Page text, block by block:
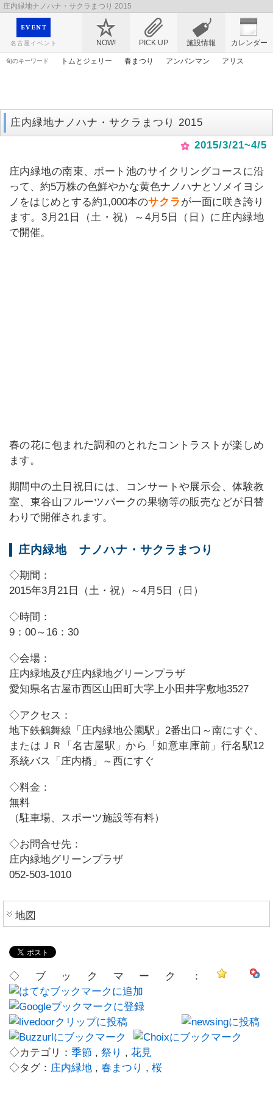
庄内緑地ナノハナ・サクラまつり 2015
映画や音楽コンサート、レジャーやアート、テレビ、ショップ、出会い、転職まで名古
屋のイベント情報を幅広く掲載
名古屋イベント NOW! PICK UP カレンダー
施設情報
旬のキーワード トムとジェリー 春まつり アンパンマン
アリス
庄内緑地ナノハナ・サクラまつり 2015
2015/3/21~4/5
庄内緑地の南東、ボート池のサイクリングコースに沿
って、約5万株の色鮮やかな黄色ナノハナとソメイヨシ
ノをはじめとする約1,000本のサクラ が一面に咲き誇り
ます。3月21日（土・祝）～4月5日（日）に庄内緑地
で開催。
春の花に包まれた調和のとれたコントラストが楽しめ
ます。
期間中の土日祝日には、コンサートや展示会、体験教
室、東谷山フルーツパークの果物等の販売などが日替
わりで開催されます。
庄内緑地 ナノハナ・サクラまつり
◇期間：
2015年3月21日（土・祝）～4月5日（日）
◇時間：
9：00～16：30
◇会場：
庄内緑地及び庄内緑地グリーンプラザ
愛知県名古屋市西区山田町大字上小田井字敷地3527
◇アクセス：
地下鉄鶴舞線「庄内緑地公園駅」2番出口～南にすぐ、
またはＪＲ「名古屋駅」から「如意車庫前」行名駅12
系統バス「庄内橋」～西にすぐ
◇料金：
無料
（駐車場、スポーツ施設等有料）
◇お問合せ先：
庄内緑地グリーンプラザ
052-503-1010
地図
◇ブックマーク：
◇カテゴリ： 季節 , 祭り , 花見
◇タグ： 庄内緑地 , 春まつり , 桜